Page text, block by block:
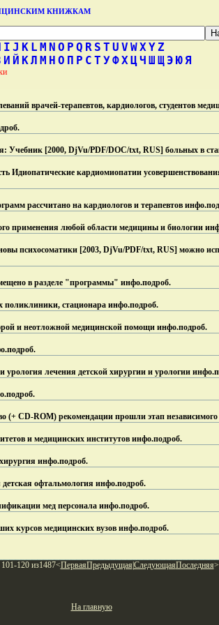
КНИЖКАМ
I J K L M N O P Q R S T U V WXY Z
И Й КЛ М Н О П Р С Т УФХЦЧ Ш Щ Э ЮЯ
врачей-терапевтов, кардиологов, студентов
Учебник [2000, DjVu/PDF/DOC/txt, RUS] больных в
Идиопатические кардиомиопатии
рассчитано на кардиологов и терапевтов инфо.
применения любой области медицины и биологии
психосоматики [2003, DjVu/PDF/txt, RUS] можно
в разделе "программы" инфо.подроб.
поликлиники, стационара инфо.подроб.
неотложной медицинской помощи инфо.подроб.
подроб.
лечения детской хирургии и урологии инфо.
подроб.
(+ CD-ROM) рекомендации прошли этап
и медицинских институтов инфо.подроб.
инфо.подроб.
офтальмология инфо.подроб.
мед персонала инфо.подроб.
курсов медицинских вузов инфо.подроб.
120 из1487<ПерваяПредыдущая СледующаяПоследняя>
На главную